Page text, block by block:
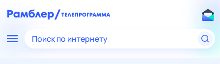
Поиск по интернету